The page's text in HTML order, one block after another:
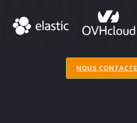
NOUS